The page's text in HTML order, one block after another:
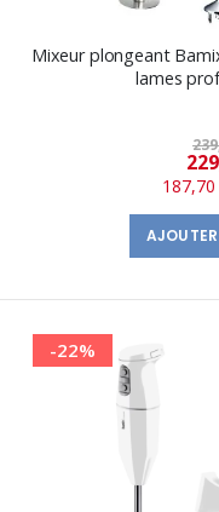
Mixeur plongeant
lames
-22%